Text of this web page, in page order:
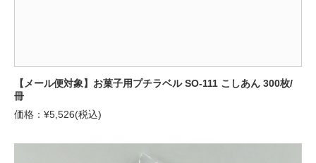
【メール便対象】お菓子用プチラベル SO-111 こしあん 300枚/
冊
価格：¥5,526(税込)